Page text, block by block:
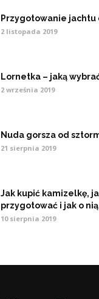
Przygotowanie jachtu
2 listopada 2019
Lornetka – jaką
2 września 2019
Nuda gorsza od
21 sierpnia 2019
Jak kupić kamizelkę,
przygotować i jak o
10 sierpnia 2019